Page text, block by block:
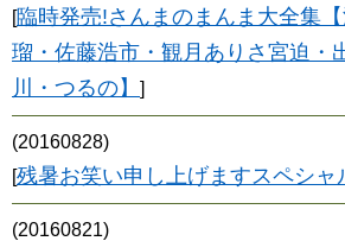
[臨時発売!さんまのまんま大全集
瑠・佐藤浩市・観月ありさ宮迫・
川・つるの】 ]
(20160828)
[残暑お笑い申し上げますスペシャ
(20160821)